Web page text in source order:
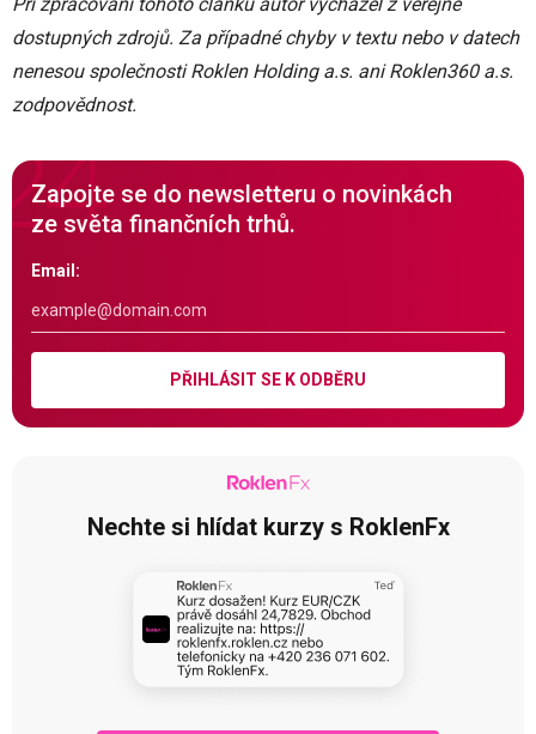
dostupných zdrojů. Za případné chyby v textu nebo v datech
nenesou společnosti Roklen Holding a.s. ani Roklen360 a.s.
zodpovědnost.
Zapojte se do newsletteru o novinkách
ze světa finančních trhů.
Email:
PŘIHLÁSIT SE K ODBĚRU
Nechte si hlídat kurzy s RoklenFx